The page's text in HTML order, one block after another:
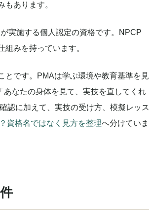
あります。
実施する個人認定の資格です。NPCP
みを持っています。
とです。PMAは学ぶ環境や教育基準を見
なたの身体を見て、実技を直してくれ
認に加えて、実技の受け方、模擬レッス
資格名ではなく見方を整理へ分けていま